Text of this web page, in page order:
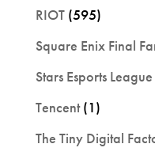
RIOT(595)
Square Enix Final
Stars Esports League
Tencent(1)
The Tiny Digital